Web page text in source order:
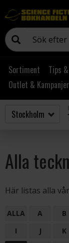
Sortiment Tips
Outlet & Kampanjer
Alla
Här listas alla
ALLA A B
I
J K